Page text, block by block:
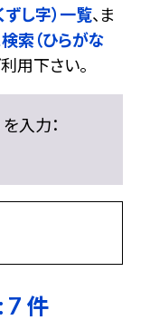
ずし字）一覧、ま
索（ひらがな
用下さい。
入力：
7 件